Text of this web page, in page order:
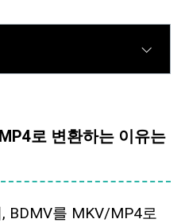
로 변환하는 이유는
BDMV를 MKV/MP4로